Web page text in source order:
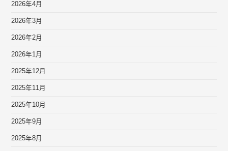
2026年4月
2026年3月
2026年2月
2026年1月
2025年12月
2025年11月
2025年10月
2025年9月
2025年8月